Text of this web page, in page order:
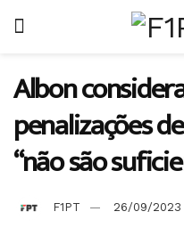
Albon
penalizações
“não são
F1PT 26/09/2023